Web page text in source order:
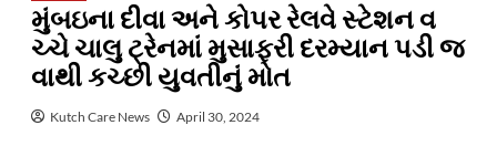
મુંબઇના દીવા અને કોપર રેલવે સ્ટેશન વ
ચ્ચે ચાલુ ટ્રેનમાં મુસાફરી દરમ્યાન પડી જ
વાથી કચ્છી યુવતીનું મોત
Kutch Care News April 30, 2024